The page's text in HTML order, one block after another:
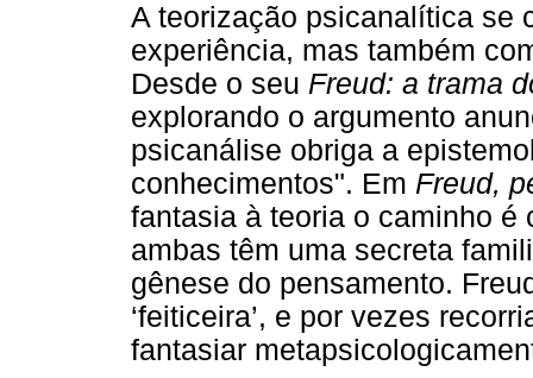
A teorização psicanalítica se
experiência, mas também
Desde o seu Freud: a trama
explorando o argumento
psicanálise obriga a
conhecimentos". Em Freud,
fantasia à teoria o caminho
ambas têm uma secreta
gênese do pensamento.
‘feiticeira’, e por vezes
fantasiar